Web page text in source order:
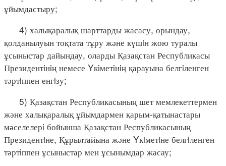
ұйымдастыру;
4) халықаралық шарттарды жасасу, орындау,
қолданылуын тоқтата тұру және күшiн жою туралы
ұсыныстар дайындау, оларды Қазақстан Республикасы
Президентiнiң немесе Yкiметiнiң қарауына белгiленген
тәртiппен енгiзу;
5) Қазақстан Республикасының шет мемлекеттермен
және халықаралық ұйымдармен қарым-қатынастары
мәселелерi бойынша Қазақстан Республикасының
Президентiне, Құрылтайына және Yкiметiне белгiленген
тәртiппен ұсыныстар мен ұсынымдар жасау;